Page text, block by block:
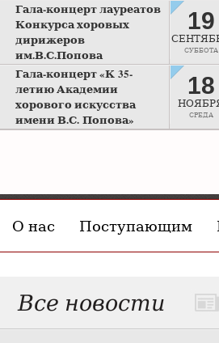
Гала-концерт лауреатов
Конкурса хоровых
дирижеров
им.В.С.Попова
Рахманиновский зал
Московской консерватории
19
СУББОТА
Гала-концерт «К 35-
летию Академии
хорового искусства
имени В.С. Попова»
Большой зал Московской
18
СРЕДА
О нас Поступающим
Все новости